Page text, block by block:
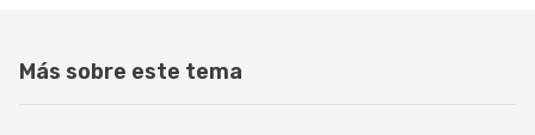
Más sobre este tema